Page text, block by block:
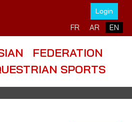
Login
Select your language
FR AR EN
FEDERATION
SPORTS